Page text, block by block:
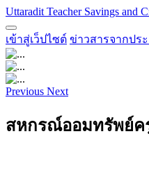
Uttaradit Teacher Savings and
เข้าสู่เว็ปไซต์ ข่าวสารจากปร
Previous Next
สหกรณ์ออมทรัพย์ค